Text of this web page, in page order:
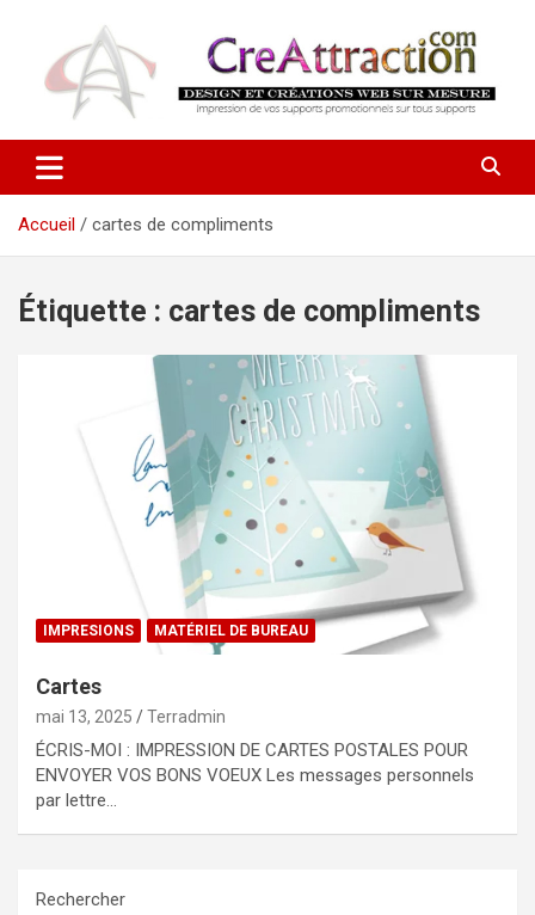
contenu
CreAttraction
Accueil cartes de compliments
Étiquette : cartes de compliments
IMPRESIONS MATÉRIEL DE BUREAU
Cartes
mai 13, 2025 Terradmin
ÉCRIS-MOI : IMPRESSION DE CARTES POSTALES POUR
ENVOYER VOS BONS VOEUX Les messages personnels
par lettre…
Rechercher